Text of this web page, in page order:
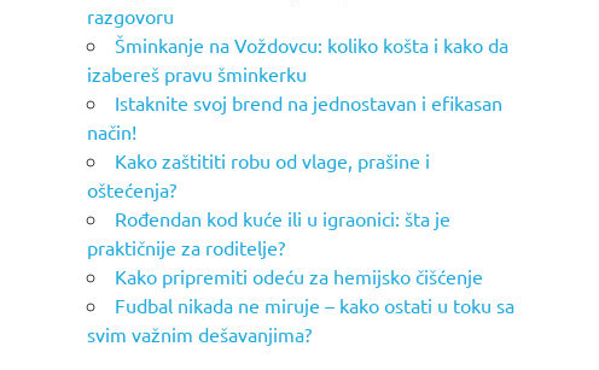
razgovoru
Šminkanje na Voždovcu: koliko košta i kako da
izabereš pravu šminkerku
Istaknite svoj brend na jednostavan i efikasan
način!
Kako zaštititi robu od vlage, prašine i
oštećenja?
Rođendan kod kuće ili u igraonici: šta je
praktičnije za roditelje?
Kako pripremiti odeću za hemijsko čišćenje
Fudbal nikada ne miruje – kako ostati u toku sa
svim važnim dešavanjima?